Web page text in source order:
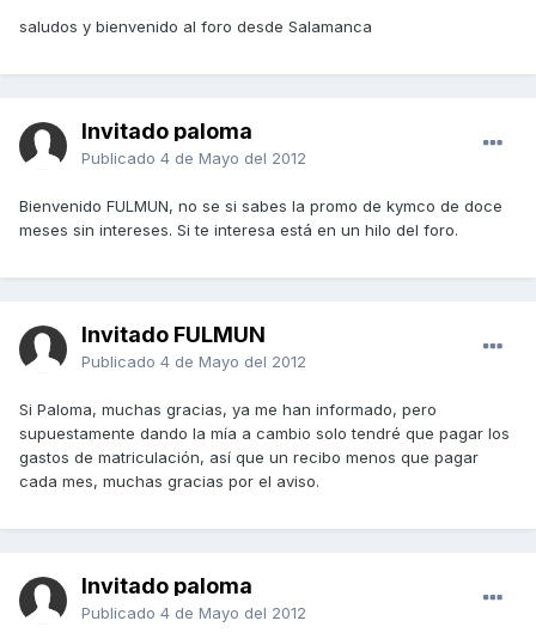
saludos y bienvenido al foro desde Salamanca
Invitado paloma
Publicado 4 de Mayo del 2012
Bienvenido FULMUN, no se si sabes la promo de kymco de doce
meses sin intereses. Si te interesa está en un hilo del foro.
Invitado FULMUN
Publicado 4 de Mayo del 2012
Si Paloma, muchas gracias, ya me han informado, pero
supuestamente dando la mía a cambio solo tendré que pagar los
gastos de matriculación, así que un recibo menos que pagar
cada mes, muchas gracias por el aviso.
Invitado paloma
Publicado 4 de Mayo del 2012